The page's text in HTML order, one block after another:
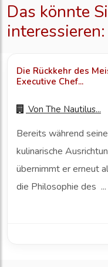
Das könnte
interessieren:
Die Rückkehr des
Executive Chef...
Von The Nautilus...
Bereits während
kulinarische
übernimmt er erneut
die Philosophie des ...